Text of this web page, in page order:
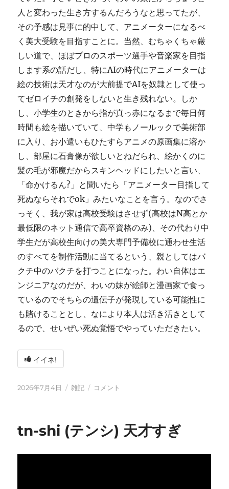
人と変わった生き方するんだろうなと思ってたが、
その予感は見事に的中して、アニメーターになるべ
く美大受験を目指すことに。当然、むちゃくちゃ厳
しい道で、ほぼプロのスポーツ選手や音楽家を目指
します系の話だし、特にAIの時代にアニメーターは
絵の技術は天才なのが大前提でAIを奴隷として使っ
てゼロイチの創発をしないと生き残れない。しか
し、小学生のときから指が真っ赤になるまで毎日何
時間も絵を描いていて、中学もノールックで美術部
に入り、お小遣いもひたすらアニメの原画集に溶か
し、部屋に石膏像が欲しいとねだられ、絵かくのに
髪の毛が邪魔だからスキンヘッドにしたいと言い、
「命かけるん?」と聞いたら「アニメーター目指して
死ぬならそれでok」みたいなことを言う。なのでさ
っそく、我が家は高校受験はさせず(高校はN高とか
最低限のネット通信で高卒資格のみ)、その代わり中
学生だが高校生向けの美大専門予備校に通わせ生活
のすべてを制作活動に当てるという、親としてはバ
クチ中のバクチを打つことになった。わい自体はエ
ンジニアなのだが、わいの妹が絵師と漫画家で食っ
ているのでそちらの遺伝子が発現している可能性に
も賭けることとし、なにより本人は活き活きとして
るので、せいぜい死ぬ覚悟でやっていただきたい。
イイネ!
投
2026年7月4日
カ
ー
雑記
い
と
コメント
tn-shi (テンシ) 天才すぎ